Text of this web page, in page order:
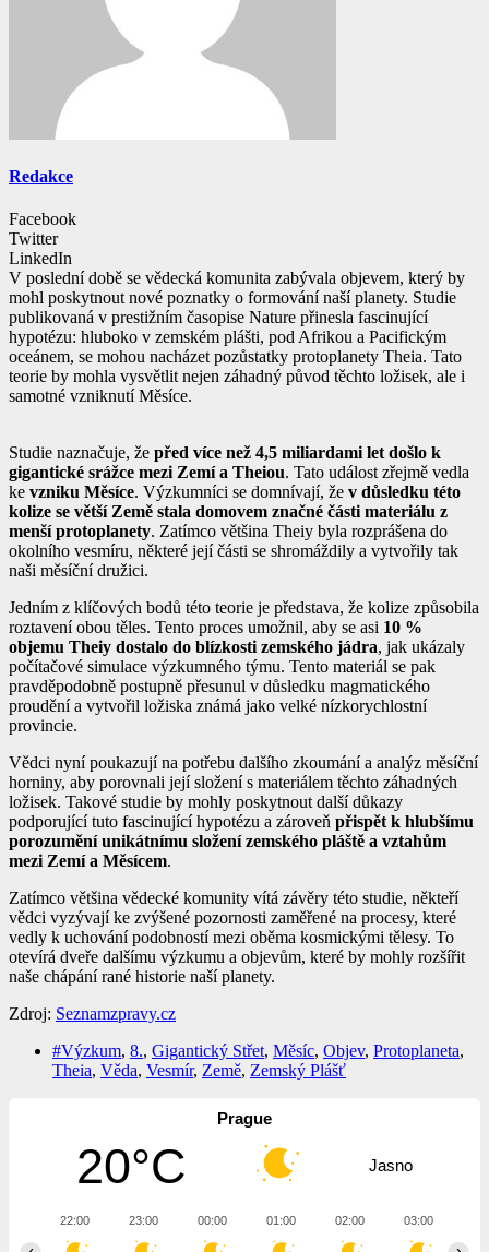
Redakce
Facebook
Twitter
LinkedIn
V poslední době se vědecká komunita zabývala objevem, který by
mohl poskytnout nové poznatky o formování naší planety. Studie
publikovaná v prestižním časopise Nature přinesla fascinující
hypotézu: hluboko v zemském plášti, pod Afrikou a Pacifickým
oceánem, se mohou nacházet pozůstatky protoplanety Theia. Tato
teorie by mohla vysvětlit nejen záhadný původ těchto ložisek, ale i
samotné vzniknutí Měsíce.
Studie naznačuje, že před více než 4,5 miliardami let došlo k
gigantické srážce mezi Zemí a Theiou. Tato událost zřejmě vedla
ke vzniku Měsíce. Výzkumníci se domnívají, že v důsledku této
kolize se větší Země stala domovem značné části materiálu z
menší protoplanety. Zatímco většina Theiy byla rozprášena do
okolního vesmíru, některé její části se shromáždily a vytvořily tak
naši měsíční družici.
Jedním z klíčových bodů této teorie je představa, že kolize způsobila
roztavení obou těles. Tento proces umožnil, aby se asi 10 %
objemu Theiy dostalo do blízkosti zemského jádra, jak ukázaly
počítačové simulace výzkumného týmu. Tento materiál se pak
pravděpodobně postupně přesunul v důsledku magmatického
proudění a vytvořil ložiska známá jako velké nízkorychlostní
provincie.
Vědci nyní poukazují na potřebu dalšího zkoumání a analýz měsíční
horniny, aby porovnali její složení s materiálem těchto záhadných
ložisek. Takové studie by mohly poskytnout další důkazy
podporující tuto fascinující hypotézu a zároveň přispět k hlubšímu
porozumění unikátnímu složení zemského pláště a vztahům
mezi Zemí a Měsícem.
Zatímco většina vědecké komunity vítá závěry této studie, někteří
vědci vyzývají ke zvýšené pozornosti zaměřené na procesy, které
vedly k uchování podobností mezi oběma kosmickými tělesy. To
otevírá dveře dalšímu výzkumu a objevům, které by mohly rozšířit
naše chápání rané historie naší planety.
Zdroj: Seznamzpravy.cz
#Výzkum, 8., Gigantický Střet, Měsíc, Objev, Protoplaneta,
Theia, Věda, Vesmír, Země, Zemský Plášť
Prague
20°C Jasno
22:00 23:00 00:00 01:00 02:00 03:00